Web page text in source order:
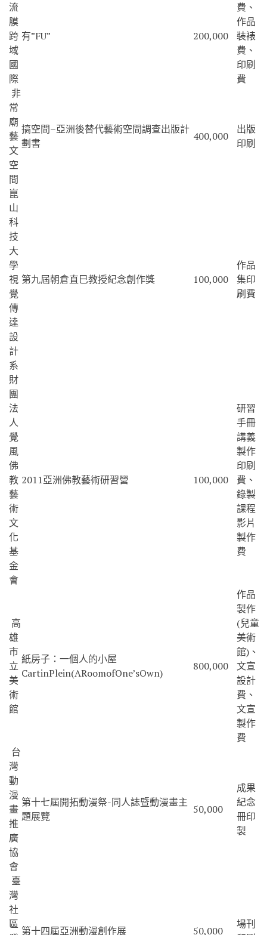
流
膜
跨
域
國
際
有”FU” 200,000
費、
作品
裝裱
費、
印刷
費
非
常
廟
藝
文
空
間
搞空間–亞洲後替代藝術空間調查出版計
劃書
400,000
出版
印刷
崑
山
科
技
大
學
視
覺
傳
達
設
計
系
第九屆朝倉直巳教授紀念創作獎 100,000
作品
集印
刷費
財
團
法
人
覺
風
佛
教
藝
術
文
化
基
金
會
2011亞洲佛教藝術研習營 100,000
研習
手冊
講義
製作
印刷
費、
錄製
課程
影片
製作
費
高
雄
市
立
美
術
館
紙房子：一個人的小屋
CartinPlein(ARoomofOne’sOwn)
800,000
作品
製作
(兒童
美術
館)、
文宣
設計
費、
文宣
製作
費
台
灣
動
漫
畫
推
廣
協
會
第十七屆開拓動漫祭-同人誌暨動漫畫主
題展覽
50,000
成果
紀念
冊印
製
臺
灣
社
區
第十四屆亞洲動漫創作展 50,000
場刊